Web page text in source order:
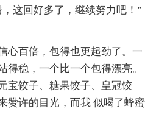
这回好多了，继续努力吧！”
心百倍，包得也更起劲了。一
得稳，一个比一个包得漂亮。
宝饺子、糖果饺子、皇冠饺
许的目光，而我 似喝了蜂蜜